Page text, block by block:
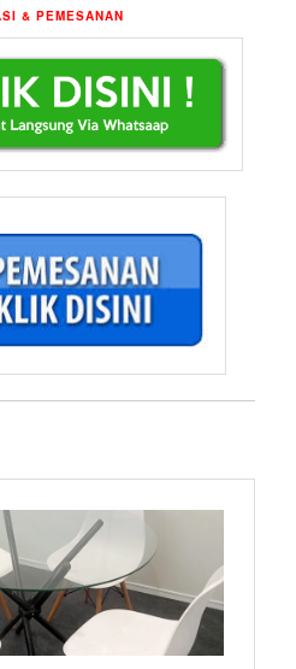
& PEMESANAN